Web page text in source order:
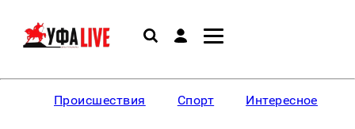
Происшествия Спорт Интересное